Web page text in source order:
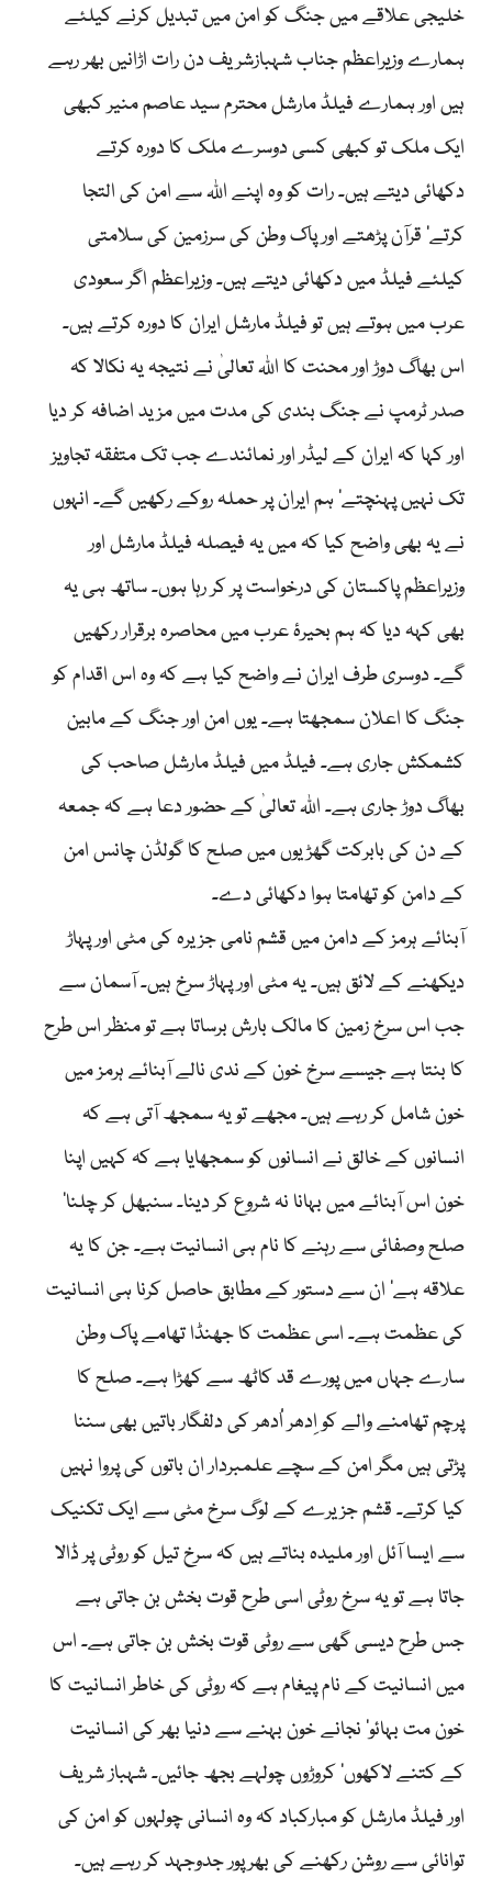
خلیجی علاقے میں جنگ کو امن میں تبدیل کرنے کیلئے
ہمارے وزیراعظم جناب شہبازشریف دن رات اڑانیں بھر رہے
ہیں اور ہمارے فیلڈ مارشل محترم سید عاصم منیر کبھی
ایک ملک تو کبھی کسی دوسرے ملک کا دورہ کرتے
دکھائی دیتے ہیں۔ رات کو وہ اپنے اللہ سے امن کی التجا
کرتے‘ قرآن پڑھتے اور پاک وطن کی سرزمین کی سلامتی
کیلئے فیلڈ میں دکھائی دیتے ہیں۔ وزیراعظم اگر سعودی
عرب میں ہوتے ہیں تو فیلڈ مارشل ایران کا دورہ کرتے ہیں۔
اس بھاگ دوڑ اور محنت کا اللہ تعالیٰ نے نتیجہ یہ نکالا کہ
صدر ٹرمپ نے جنگ بندی کی مدت میں مزید اضافہ کر دیا
اور کہا کہ ایران کے لیڈر اور نمائندے جب تک متفقہ تجاویز
تک نہیں پہنچتے‘ ہم ایران پر حملہ روکے رکھیں گے۔ انہوں
نے یہ بھی واضح کیا کہ میں یہ فیصلہ فیلڈ مارشل اور
وزیراعظم پاکستان کی درخواست پر کر رہا ہوں۔ ساتھ ہی یہ
بھی کہہ دیا کہ ہم بحیرۂ عرب میں محاصرہ برقرار رکھیں
گے۔ دوسری طرف ایران نے واضح کیا ہے کہ وہ اس اقدام کو
جنگ کا اعلان سمجھتا ہے۔ یوں امن اور جنگ کے مابین
کشمکش جاری ہے۔ فیلڈ میں فیلڈ مارشل صاحب کی
بھاگ دوڑ جاری ہے۔ اللہ تعالیٰ کے حضور دعا ہے کہ جمعہ
کے دن کی بابرکت گھڑیوں میں صلح کا گولڈن چانس امن
کے دامن کو تھامتا ہوا دکھائی دے۔
آبنائے ہرمز کے دامن میں قشم نامی جزیرہ کی مٹی اور پہاڑ
دیکھنے کے لائق ہیں۔ یہ مٹی اور پہاڑ سرخ ہیں۔ آسمان سے
جب اس سرخ زمین کا مالک بارش برساتا ہے تو منظر اس طرح
کا بنتا ہے جیسے سرخ خون کے ندی نالے آبنائے ہرمز میں
خون شامل کر رہے ہیں۔ مجھے تو یہ سمجھ آتی ہے کہ
انسانوں کے خالق نے انسانوں کو سمجھایا ہے کہ کہیں اپنا
خون اس آبنائے میں بہانا نہ شروع کر دینا۔ سنبھل کر چلنا‘
صلح وصفائی سے رہنے کا نام ہی انسانیت ہے۔ جن کا یہ
علاقہ ہے‘ ان سے دستور کے مطابق حاصل کرنا ہی انسانیت
کی عظمت ہے۔ اسی عظمت کا جھنڈا تھامے پاک وطن
سارے جہاں میں پورے قد کاٹھ سے کھڑا ہے۔ صلح کا
پرچم تھامنے والے کو اِدھر اُدھر کی دلفگار باتیں بھی سننا
پڑتی ہیں مگر امن کے سچے علمبردار ان باتوں کی پروا نہیں
کیا کرتے۔ قشم جزیرے کے لوگ سرخ مٹی سے ایک تکنیک
سے ایسا آئل اور ملیدہ بناتے ہیں کہ سرخ تیل کو روٹی پر ڈالا
جاتا ہے تو یہ سرخ روٹی اسی طرح قوت بخش بن جاتی ہے
جس طرح دیسی گھی سے روٹی قوت بخش بن جاتی ہے۔ اس
میں انسانیت کے نام پیغام ہے کہ روٹی کی خاطر انسانیت کا
خون مت بہائو‘ نجانے خون بہنے سے دنیا بھر کی انسانیت
کے کتنے لاکھوں‘ کروڑوں چولہے بجھ جائیں۔ شہباز شریف
اور فیلڈ مارشل کو مبارکباد کہ وہ انسانی چولہوں کو امن کی
توانائی سے روشن رکھنے کی بھرپور جدوجہد کر رہے ہیں۔